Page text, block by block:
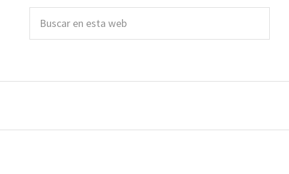
esta